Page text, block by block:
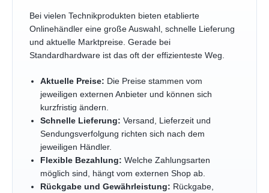
Bei vielen Technikprodukten bieten etablierte
Onlinehändler eine große Auswahl, schnelle Lieferung
und aktuelle Marktpreise. Gerade bei
Standardhardware ist das oft der effizienteste Weg.
Aktuelle Preise: Die Preise stammen vom
jeweiligen externen Anbieter und können sich
kurzfristig ändern.
Schnelle Lieferung: Versand, Lieferzeit und
Sendungsverfolgung richten sich nach dem
jeweiligen Händler.
Flexible Bezahlung: Welche Zahlungsarten
möglich sind, hängt vom externen Shop ab.
Rückgabe und Gewährleistung: Rückgabe,